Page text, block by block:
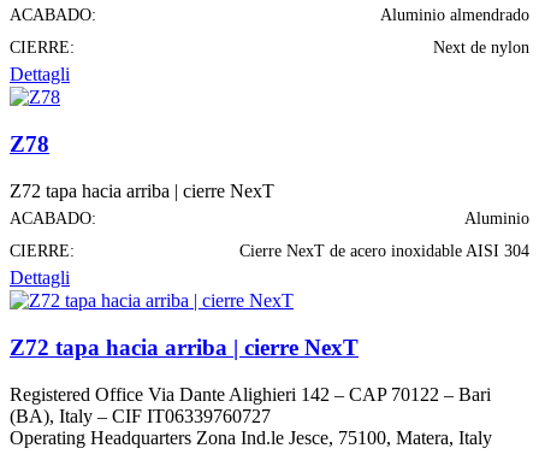
ACABADO:
Aluminio almendrado
CIERRE:
Next de nylon
Dettagli
Z78
Z72 tapa hacia arriba | cierre NexT
ACABADO:
Aluminio
CIERRE:
Cierre NexT de acero inoxidable AISI 304
Dettagli
Z72 tapa hacia arriba | cierre NexT
Registered Office Via Dante Alighieri 142 – CAP 70122 – Bari
(BA), Italy – CIF IT06339760727
Operating Headquarters Zona Ind.le Jesce, 75100, Matera, Italy